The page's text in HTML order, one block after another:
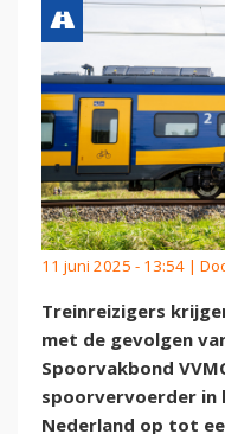
11 juni 2025 - 13:54 |
Treinreizigers
met de gevolgen
Spoorvakbond
spoorvervoerder in
Nederland op tot